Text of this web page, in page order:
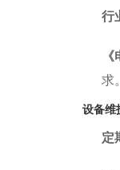
行
求
设备维
定